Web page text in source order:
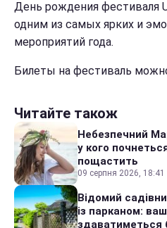
День рождения фестиваля
одним из самых ярких и
мероприятий года.
Билеты на фестиваль
Читайте також
Небезпечний
у кого
пощастить
09 серпня 2026, 18:41
Відомий
із парканом:
здаватиметься